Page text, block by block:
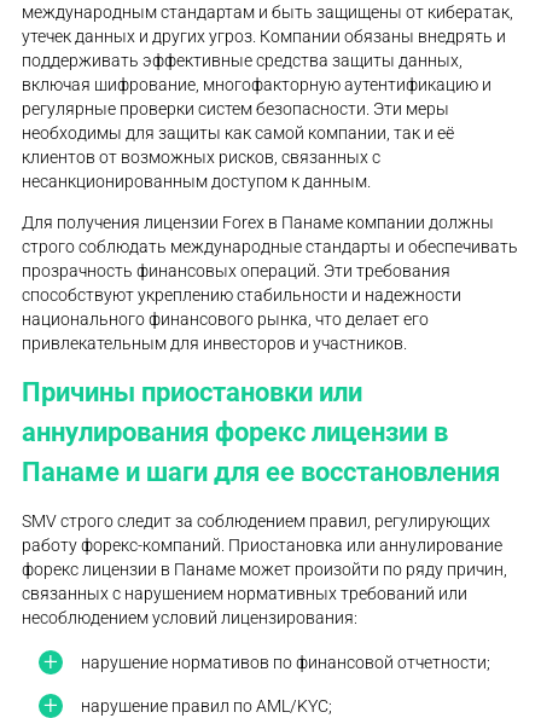
международным стандартам и быть защищены от кибератак,
утечек данных и других угроз. Компании обязаны внедрять и
поддерживать эффективные средства защиты данных,
включая шифрование, многофакторную аутентификацию и
регулярные проверки систем безопасности. Эти меры
необходимы для защиты как самой компании, так и её
клиентов от возможных рисков, связанных с
несанкционированным доступом к данным.
Для получения лицензии Forex в Панаме компании должны
строго соблюдать международные стандарты и обеспечивать
прозрачность финансовых операций. Эти требования
способствуют укреплению стабильности и надежности
национального финансового рынка, что делает его
привлекательным для инвесторов и участников.
Причины приостановки или
аннулирования форекс лицензии в
Панаме и шаги для ее восстановления
SMV строго следит за соблюдением правил, регулирующих
работу форекс-компаний. Приостановка или аннулирование
форекс лицензии в Панаме может произойти по ряду причин,
связанных с нарушением нормативных требований или
несоблюдением условий лицензирования:
нарушение нормативов по финансовой отчетности;
нарушение правил по AML/KYC;